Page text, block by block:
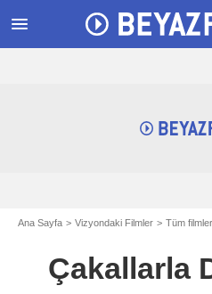
menu
Ana Sayfa Vizyondaki Filmler Tüm filmler
Çakallarla